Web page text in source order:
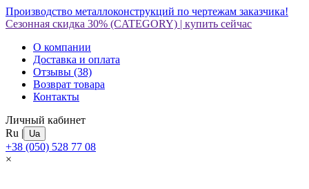
Производство металлоконструкций по чертежам заказчика!
Сезонная скидка 30% (CATEGORY) | купить сейчас
О компании
Доставка и оплата
Отзывы (38)
Возврат товара
Контакты
Личный кабинет
Ru | Ua
+38 (050) 528 77 08
×